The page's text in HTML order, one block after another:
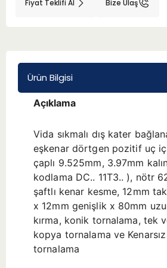
Fiyat Teklifi Al Bize Ulaş
Ürün Bilgisi
Açıklama
Vida sıkmalı dış kater
eşkenar dörtgen pozitif uç
çaplı 9.525mm, 3.97mm
kodlama DC.. 11T3.. ), nötr
şaftlı kenar kesme, 12mm
x 12mm genişlik x 80mm
kırma, konik tornalama, tek
kopya tornalama ve
tornalama